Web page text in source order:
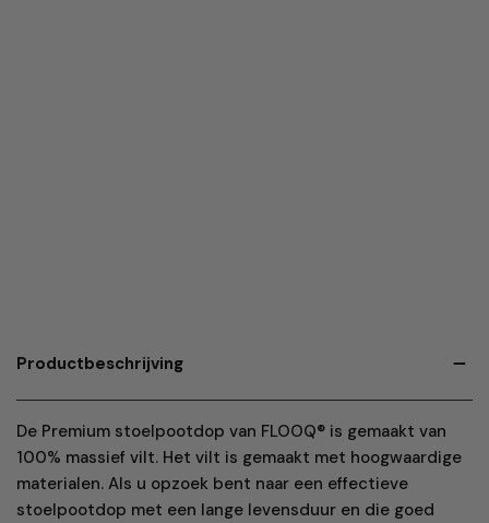
Productbeschrijving
De Premium stoelpootdop van FLOOQ® is gemaakt van
100% massief vilt. Het vilt is gemaakt met hoogwaardige
materialen. Als u opzoek bent naar een effectieve
stoelpootdop met een lange levensduur en die goed